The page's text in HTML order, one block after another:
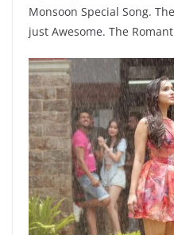
Monsoon Special Song.
just Awesome. The